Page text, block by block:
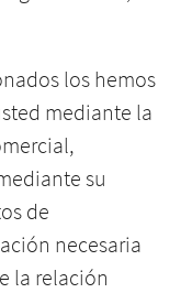
los hemos
mediante la
su
de
necesaria
la relación